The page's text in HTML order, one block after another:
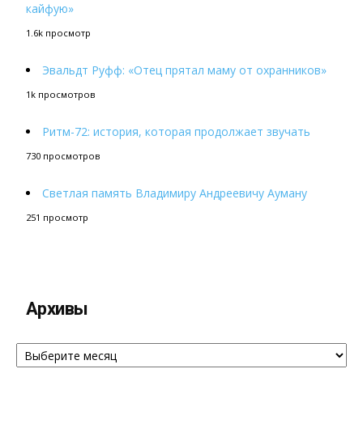
кайфую»
1.6k просмотр
Эвальдт Руфф: «Отец прятал маму от охранников»
1k просмотров
Ритм-72: история, которая продолжает звучать
730 просмотров
Светлая память Владимиру Андреевичу Ауману
251 просмотр
Архивы
Архивы